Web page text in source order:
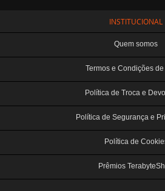
INSTITUCIONAL
Quem somos
Termos e Condições de
Política de Troca e
Política de Segurança e
Política de
Prêmios